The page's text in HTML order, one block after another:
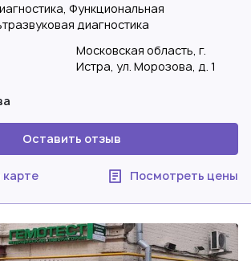
Функциональная
диагностика
Московская область, г.
Истра, ул. Морозова, д. 1
Оставить отзыв
карте Посмотреть цены